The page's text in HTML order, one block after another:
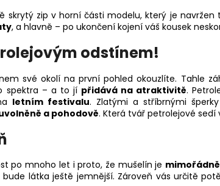
skrytý zip v horní části modelu, který je
, a hlavně – po ukončení kojení váš kousek
odstínem!
své okolí na první pohled okouzlíte. Tahle
spektra – a to jí přidává na atraktivitě.
letním festivalu. Zlatými a stříbrnými
a pohodově. Která tvář petrolejové sedí
po mnoho let i proto, že mušelín je
látka ještě jemnější. Zároveň vás určitě